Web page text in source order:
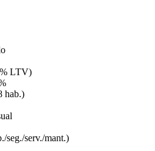
LTV)
hab.)
seg./serv./mant.)